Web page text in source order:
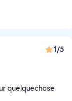
1/5
quelquechose